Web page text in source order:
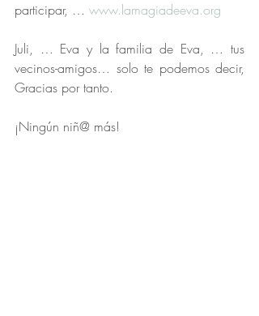
participar, … www.lamagiadeeva.org
Juli, … Eva y la familia de Eva, … tus
vecinos-amigos… solo te podemos decir,
Gracias por tanto.
¡Ningún niñ@ más!